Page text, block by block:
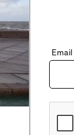
Email